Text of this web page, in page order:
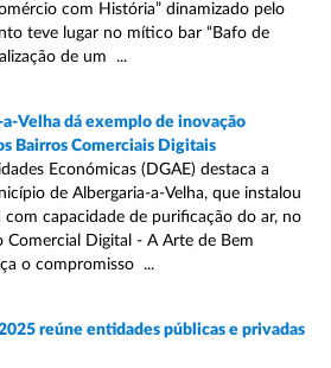
com História” dinamizado pelo
teve lugar no mítico bar “Bafo de
de um ...
Velha dá exemplo de inovação
Bairros Comerciais Digitais
Económicas (DGAE) destaca a
de Albergaria-a-Velha, que instalou
com capacidade de purificação do ar, no
Digital - A Arte de Bem
o compromisso ...
reúne entidades públicas e privadas